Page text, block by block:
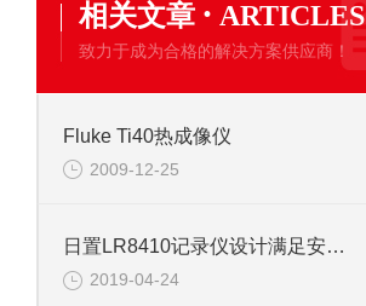
相关文章 · ARTICLES
致力于成为合格的解决方案供应商！
Fluke Ti40热成像仪
2009-12-25
日置LR8410记录仪设计满足安全标准要求
2019-04-24